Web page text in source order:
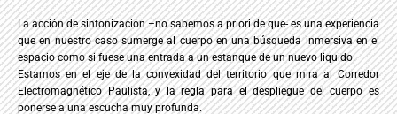
La acción de sintonización –no sabemos a priori de que- es una experiencia
que en nuestro caso sumerge al cuerpo en una búsqueda inmersiva en el
espacio como si fuese una entrada a un estanque de un nuevo liquido.
Estamos en el eje de la convexidad del territorio que mira al Corredor
Electromagnético Paulista, y la regla para el despliegue del cuerpo es
ponerse a una escucha muy profunda.